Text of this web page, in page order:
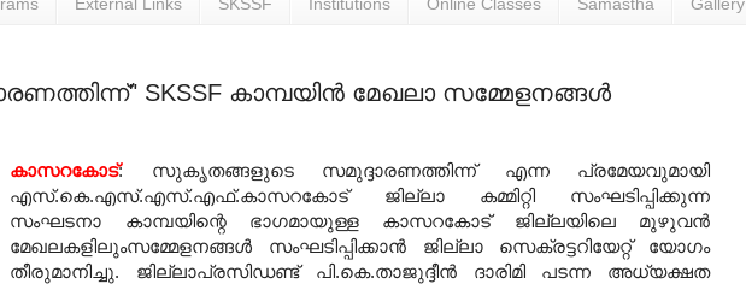
External Links SKSSF Institutions Online Classes Samastha Gallery
SKSSF കാമ്പയിന്‍ മേഖലാ സമ്മേളനങ്ങള്‍
കാസറകോട്: സുകൃതങ്ങളുടെ സമുദ്ദാരണത്തിന്ന് എന്ന പ്രമേയവുമായി
എസ്.കെ.എസ്.എസ്.എഫ്.കാസറകോട് ജില്ലാ കമ്മിറ്റി സംഘടിപ്പിക്കുന്ന
സംഘടനാ കാമ്പയിന്റെ ഭാഗമായുള്ള കാസറകോട് ജില്ലയിലെ മുഴുവന്‍
മേഖലകളിലുംസമ്മേളനങ്ങള്‍ സംഘടിപ്പിക്കാന്‍ ജില്ലാ സെക്രട്ടറിയേറ്റ് യോഗം
തീരുമാനിച്ചു. ജില്ലാപ്രസിഡണ്ട് പി.കെ.താജുദ്ദീന്‍ ദാരിമി പടന്ന അധ്യക്ഷത